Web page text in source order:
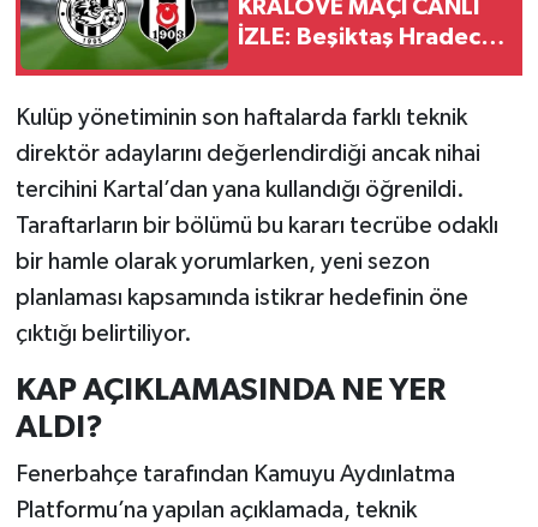
KRALOVE MAÇI CANLI
İZLE: Beşiktaş Hradec
nereden izlenir?
Kulüp yönetiminin son haftalarda farklı teknik
direktör adaylarını değerlendirdiği ancak nihai
tercihini Kartal’dan yana kullandığı öğrenildi.
Taraftarların bir bölümü bu kararı tecrübe odaklı
bir hamle olarak yorumlarken, yeni sezon
planlaması kapsamında istikrar hedefinin öne
çıktığı belirtiliyor.
KAP AÇIKLAMASINDA NE YER
ALDI?
Fenerbahçe tarafından Kamuyu Aydınlatma
Platformu’na yapılan açıklamada, teknik